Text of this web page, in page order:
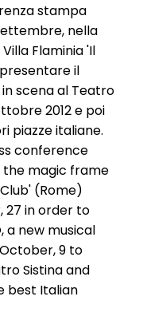
stampa
nella
Flaminia 'Il
il
in scena al Teatro
2012 e poi
piazze italiane.
conference
magic frame
(Rome)
27 in order to
a new musical
9 to
Sistina and
best Italian